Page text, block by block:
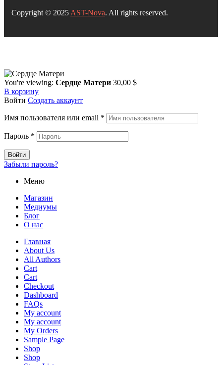
Copyright © 2025 AST-Nova. All rights reserved.
You're viewing: Сердце Матери 30,00 $
В корзину
Войти Создать аккаунт
Имя пользователя или email *
Пароль *
Войти
Забыли пароль?
Меню
Магазин
Медиумы
Блог
О нас
Главная
About Us
All Authors
Cart
Cart
Checkout
Dashboard
FAQs
My account
My account
My Orders
Sample Page
Shop
Shop